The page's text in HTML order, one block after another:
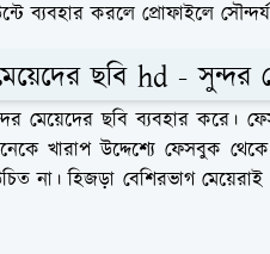
ব্যবহার করলে প্রোফাইলে
ছবি hd - সুন্দর
মেয়েদের ছবি ব্যবহার করে।
খারাপ উদ্দেশ্যে ফেসবুক
হিজড়া বেশিরভাগ